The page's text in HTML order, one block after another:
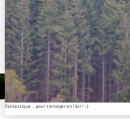
Fantastique ... pour s'envoyer en l'air ! :-)